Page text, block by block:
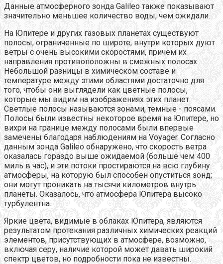
Данные атмосферного зонда Galileo также показывают
значительно меньшее количество воды, чем ожидали.
На Юпитере и других газовых планетах существуют
полосы, ограниченные по широте, внутри которых дуют
ветры с очень высокими скоростями, причем их
направления противоположны в смежных полосах.
Небольшой разницы в химическом составе и
температуре между этими областями достаточно для
того, чтобы они выглядели как цветные полосы,
которые мы видим на изображениях этих планет.
Светлые полосы называются зонами, темные - поясами.
Полосы были известны некоторое время на Юпитере, но
вихри на границе между полосами были впервые
замечены благодаря наблюдениям на Voyager. Согласно
данным зонда Galileo обнаружено, что скорость ветра
оказалась гораздо выше ожидаемой (больше чем 400
миль в час), и эти потоки простираются на всю глубину
атмосферы, на которую был способен опуститься зонд;
они могут проникать на тысячи километров внутрь
планеты. Оказалось, что атмосфера Юпитера высоко
турбулентна.
Яркие цвета, видимые в облаках Юпитера, являются
результатом протекания различных химических реакций
элементов, присутствующих в атмосфере, возможно,
включая серу, наличие которой может давать широкий
спектр цветов, но подробности пока не известны.